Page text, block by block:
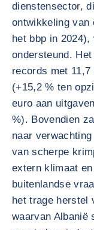
dienstensector,
ontwikkeling van
het bbp in
ondersteund.
records met
(+15,2 % ten
euro aan
%). Bovendien
naar
van scherpe
extern klimaat
buitenlandse
het trage herstel
waarvan Albanië